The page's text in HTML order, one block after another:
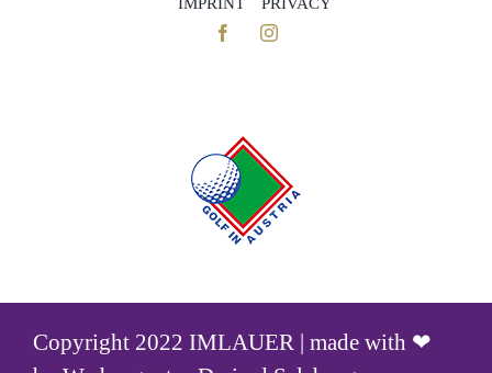
Copyright 2022 IMLAUER | made with ❤